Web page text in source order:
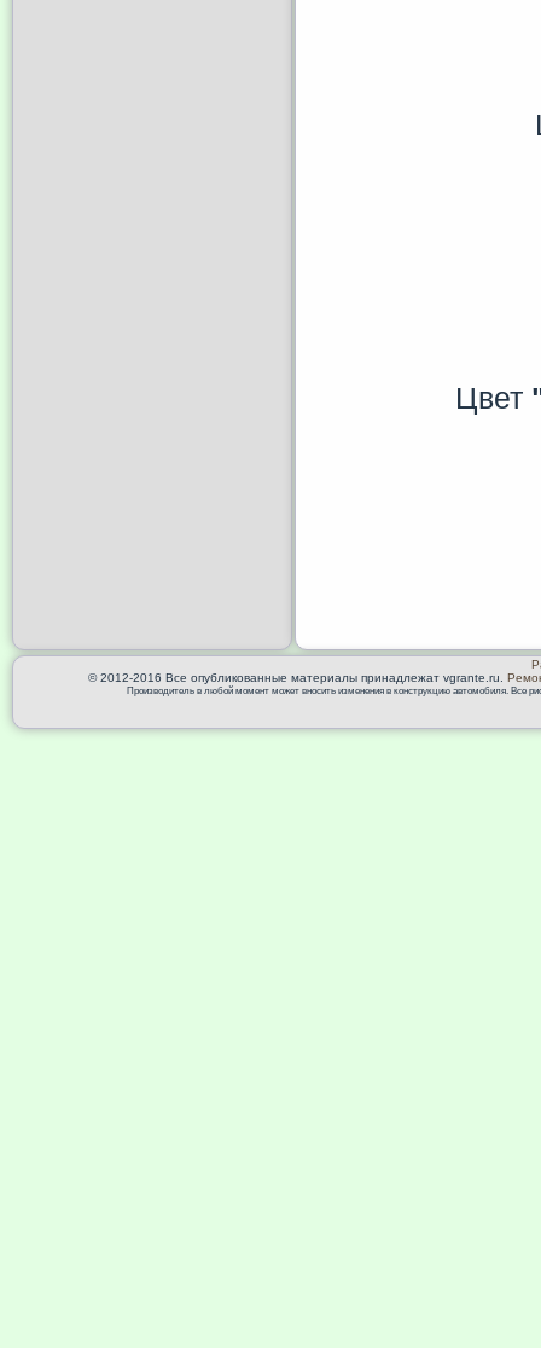
Цвет
© 2012-2016 Все опубликованные материалы принадлежат vgrante.ru.
Производитель в любой момент может вносить изменения в конструкцию автомобиля. Все